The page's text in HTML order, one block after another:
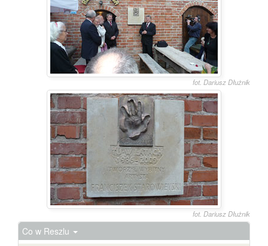
fot. Dariusz Dłużnik
fot. Dariusz Dłużnik
Co w Reszlu